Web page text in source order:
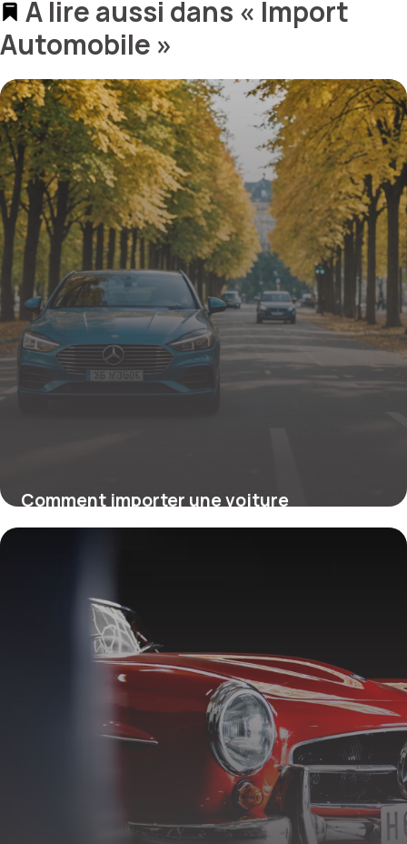
À lire aussi dans « Import
Automobile »
Comment importer une voiture
d’Allemagne en France en 2026 : conseils